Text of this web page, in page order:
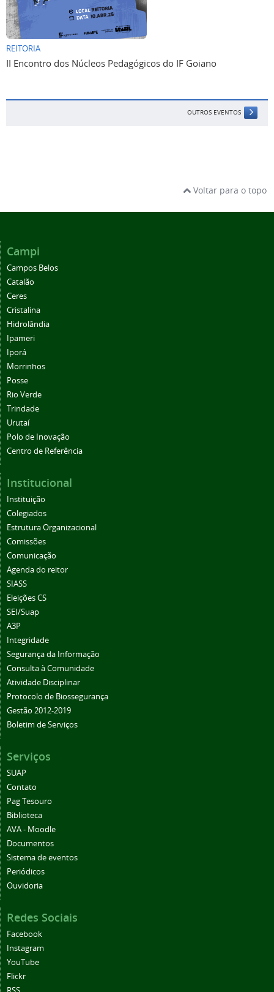
REITORIA
II Encontro dos Núcleos Pedagógicos do IF Goiano
OUTROS EVENTOS
Voltar para o topo
Campi
Campos Belos
Catalão
Ceres
Cristalina
Hidrolândia
Ipameri
Iporá
Morrinhos
Posse
Rio Verde
Trindade
Urutaí
Polo de Inovação
Centro de Referência
Institucional
Instituição
Colegiados
Estrutura Organizacional
Comissões
Comunicação
Agenda do reitor
SIASS
Eleições CS
SEI/Suap
A3P
Integridade
Segurança da Informação
Consulta à Comunidade
Atividade Disciplinar
Protocolo de Biossegurança
Gestão 2012-2019
Boletim de Serviços
Serviços
SUAP
Contato
Pag Tesouro
Biblioteca
AVA - Moodle
Documentos
Sistema de eventos
Periódicos
Ouvidoria
Redes Sociais
Facebook
Instagram
YouTube
Flickr